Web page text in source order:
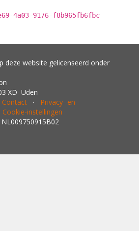
4a03-9176-f8b965fb6fbc
deze website gelicenseerd onder
XD Uden
Contact · Privacy- en
Cookie-instellingen